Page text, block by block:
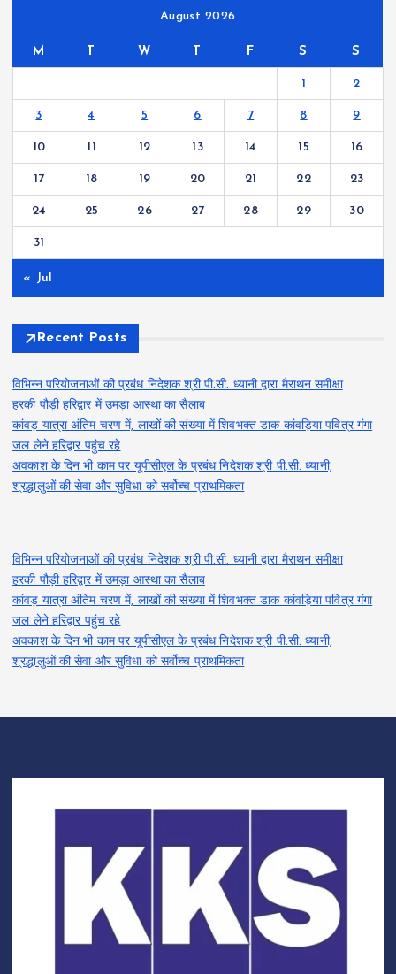
August 2026
M W F S S
1 2
3 4 5 6 7 8 9
10 11 12 13 14 15 16
17 18 19 20 21 22 23
24 25 26 27 28 29 30
31
« Jul
Recent Posts
विभिन्न परियोजनाओं की प्रबंध निदेशक श्री पी.सी. ध्यानी द्वारा मैराथन समीक्षा
हरकी पौड़ी हरिद्वार में उमड़ा आस्था का सैलाब
कांवड़ यात्रा अंतिम चरण में, लाखों की संख्या में शिवभक्त डाक कांवड़िया पवित्र गंगा
जल लेने हरिद्वार पहुंच रहे
अवकाश के दिन भी काम पर यूपीसीएल के प्रबंध निदेशक श्री पी.सी. ध्यानी,
श्रद्धालुओं की सेवा और सुविधा को सर्वोच्च प्राथमिकता
विभिन्न परियोजनाओं की प्रबंध निदेशक श्री पी.सी. ध्यानी द्वारा मैराथन समीक्षा
हरकी पौड़ी हरिद्वार में उमड़ा आस्था का सैलाब
कांवड़ यात्रा अंतिम चरण में, लाखों की संख्या में शिवभक्त डाक कांवड़िया पवित्र गंगा
जल लेने हरिद्वार पहुंच रहे
अवकाश के दिन भी काम पर यूपीसीएल के प्रबंध निदेशक श्री पी.सी. ध्यानी,
श्रद्धालुओं की सेवा और सुविधा को सर्वोच्च प्राथमिकता